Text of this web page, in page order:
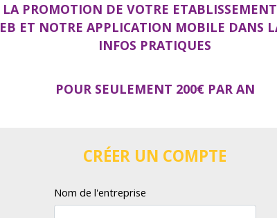
LA PROMOTION DE VOTRE
ET NOTRE APPLICATION MOBILE DANS
INFOS PRATIQUES
POUR SEULEMENT 200€ PAR AN
CRÉER UN COMPTE
Nom de l'entreprise